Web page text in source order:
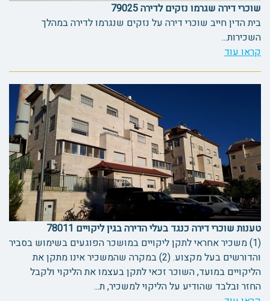
שוכרי דירה שגרמו נזקים לדירה 79025
בית הדין חייב שוכרי דירה על נזקים שנגרמו לדירה במהלך
השכירות...
קראו עוד
טענות שוכרי דירה כנגד בעלי הדירה בגין ליקויים 78011
(1) משכיר אחראי לתקן ליקויים במושכר הפוגעים בשימוש בסביר
והדורשים בעל מקצוע. (2) במקרה שהמשכיר אינו מתקן את
הליקויים במועד, השוכר זכאי לתקן בעצמו את הליקוי ולקבל
החזר ובלבד שהודיע על הליקוי למשכיר, ת...